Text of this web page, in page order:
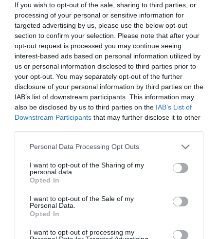
If you wish to opt-out of the sale, sharing to third parties, or
processing of your personal or sensitive information for
targeted advertising by us, please use the below opt-out
section to confirm your selection. Please note that after your
opt-out request is processed you may continue seeing
interest-based ads based on personal information utilized by
us or personal information disclosed to third parties prior to
your opt-out. You may separately opt-out of the further
disclosure of your personal information by third parties on the
IAB’s list of downstream participants. This information may
also be disclosed by us to third parties on the IAB’s List of
Downstream Participants that may further disclose it to other
Please note that this website/app uses one or more Google
not limited to your visit or usage behaviour. You may click to
grant or deny consent to Google and its third-party tags to
use your data for below specified purposes in below Google
consent section.
Personal Data Processing Opt Outs
I want to opt-out of the Sharing of my
personal data.
Opted In
I want to opt-out of the Sale of my
Personal Data.
Opted In
I want to opt-out of processing my
Σίμος Κεδίκογλου: Η Χαλκίδα αξίζει ομάδα
αντάξια της ιστορίας και του μεγέθους της